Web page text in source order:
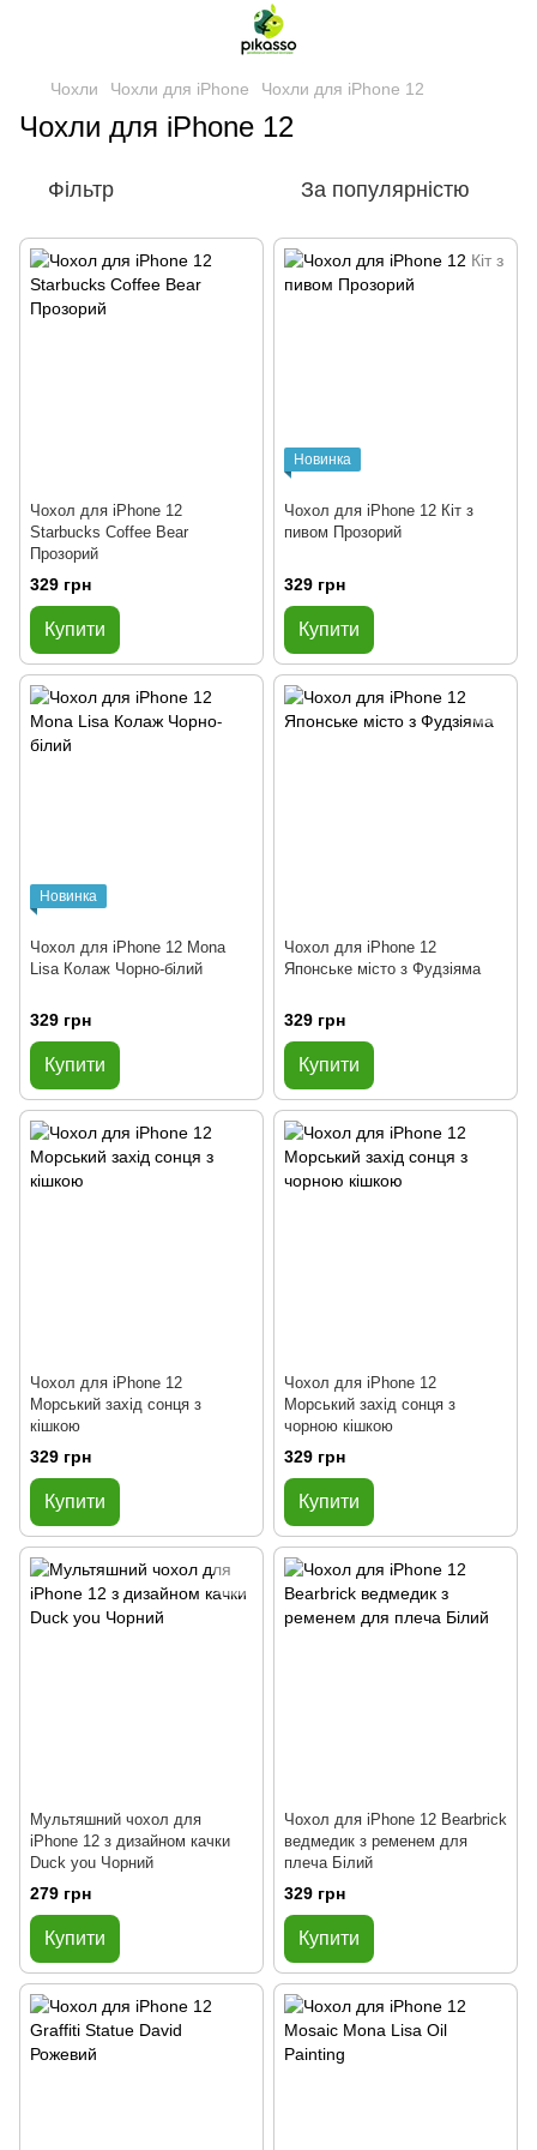
Чохли Чохли для iPhone Чохли для iPhone 12
Чохли для iPhone 12
Фільтр За популярністю
Чохол для iPhone 12
Starbucks Coffee Bear
Прозорий
329 грн
Купити
Новинка
Чохол для iPhone 12 Кіт з
пивом Прозорий
329 грн
Купити
Новинка
Чохол для iPhone 12 Mona
Lisa Колаж Чорно-білий
329 грн
Купити
Чохол для iPhone 12
Японське місто з Фудзіяма
329 грн
Купити
Чохол для iPhone 12
Морський захід сонця з
кішкою
329 грн
Купити
Чохол для iPhone 12
Морський захід сонця з
чорною кішкою
329 грн
Купити
Мультяшний чохол для
iPhone 12 з дизайном качки
Duck you Чорний
279 грн
Купити
Чохол для iPhone 12 Bearbrick
ведмедик з ременем для
плеча Білий
329 грн
Купити